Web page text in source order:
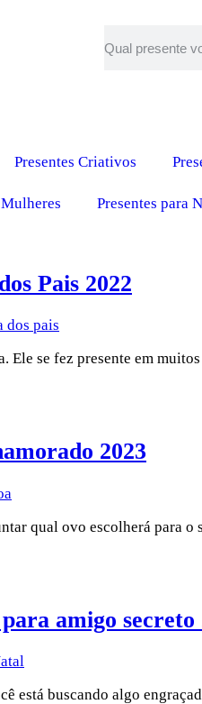
Presentes Criativos
Presentes para
Pais 2022
dos pais
Ele se fez presente em
2023
qual ovo escolherá para
amigo secreto
está buscando algo